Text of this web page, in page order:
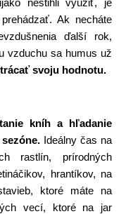
nestihli využiť, je
Ak necháte
ďalší rok,
vzduchu sa humus už
svoju hodnotu.
kníh a hľadanie
Ideálny čas na
rastlín, prírodných
hrantíkov, na
ktoré máte na
vecí, ktoré na jar